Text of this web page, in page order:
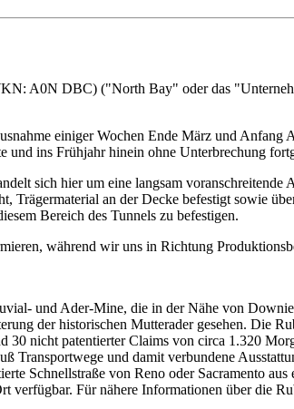
A0N DBC) ("North Bay" oder das
einiger Wochen Ende März und
und ins Frühjahr hinein ohne Unterbrechung
sich hier um eine langsam
Trägermaterial an der Decke befestigt sowie
Bereich des Tunnels zu befestigen.
während wir uns in Richtung
und Ader-Mine, die in der Nähe von
der historischen Mutterader gesehen. Die
nicht patentierter Claims von circa 1.320
Transportwege und damit verbundene
Schnellstraße von Reno oder Sacramento
Für nähere Informationen über die